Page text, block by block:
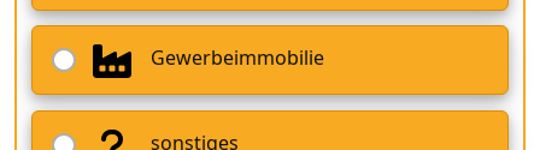
Gewerbeimmobilie
sonstiges